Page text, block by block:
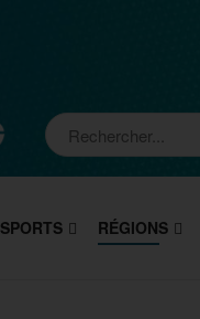
SPORTS RÉGIONS